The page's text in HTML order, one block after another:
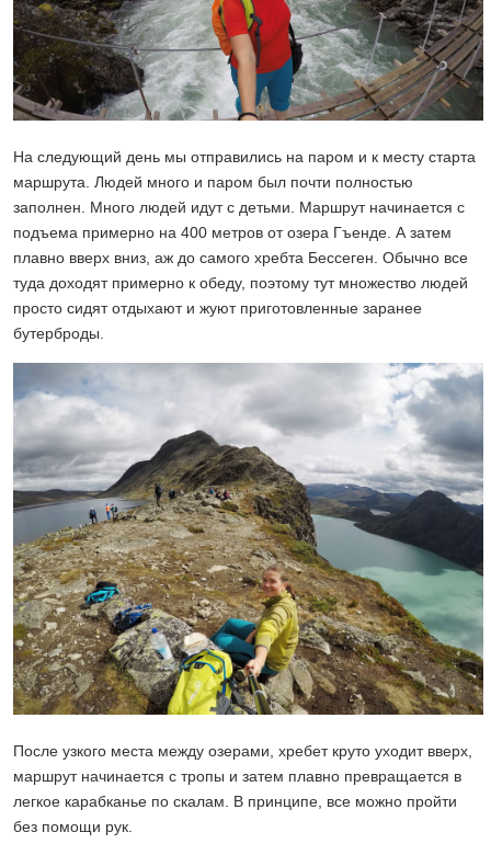
На следующий день мы отправились на паром и к месту старта
маршрута. Людей много и паром был почти полностью
заполнен. Много людей идут с детьми. Маршрут начинается с
подъема примерно на 400 метров от озера Гъенде. А затем
плавно вверх вниз, аж до самого хребта Бессеген. Обычно все
туда доходят примерно к обеду, поэтому тут множество людей
просто сидят отдыхают и жуют приготовленные заранее
бутерброды.
После узкого места между озерами, хребет круто уходит вверх,
маршрут начинается с тропы и затем плавно превращается в
легкое карабканье по скалам. В принципе, все можно пройти
без помощи рук.